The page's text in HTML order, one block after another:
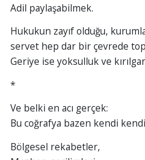
Adil paylaşabilmek.
Hukukun zayıf olduğu,
servet hep dar bir çevrede
Geriye ise yoksulluk ve
*
Ve belki en acı gerçek:
Bu coğrafya bazen kendi
Bölgesel rekabetler,